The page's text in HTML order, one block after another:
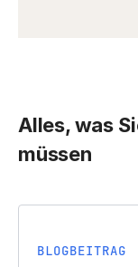
Alles, was
müssen
BLOGBEITRAG